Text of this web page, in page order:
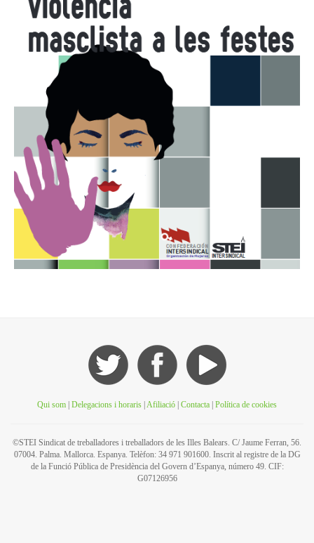
Qui som | Delegacions i horaris | Afiliació | Contacta | Política de cookies
©STEI Sindicat de treballadores i treballadors de les Illes Balears. C/ Jaume Ferran, 56.
07004. Palma. Mallorca. Espanya. Telèfon: 34 971 901600. Inscrit al registre de la DG
de la Funció Pública de Presidència del Govern d’Espanya, número 49. CIF:
G07126956